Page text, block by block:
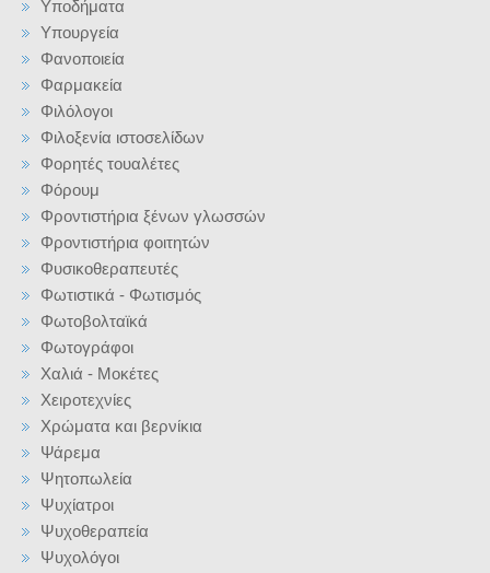
Υποδήματα
Υπουργεία
Φανοποιεία
Φαρμακεία
Φιλόλογοι
Φιλοξενία ιστοσελίδων
Φορητές τουαλέτες
Φόρουμ
Φροντιστήρια ξένων γλωσσών
Φροντιστήρια φοιτητών
Φυσικοθεραπευτές
Φωτιστικά - Φωτισμός
Φωτοβολταϊκά
Φωτογράφοι
Χαλιά - Μοκέτες
Χειροτεχνίες
Χρώματα και βερνίκια
Ψάρεμα
Ψητοπωλεία
Ψυχίατροι
Ψυχοθεραπεία
Ψυχολόγοι